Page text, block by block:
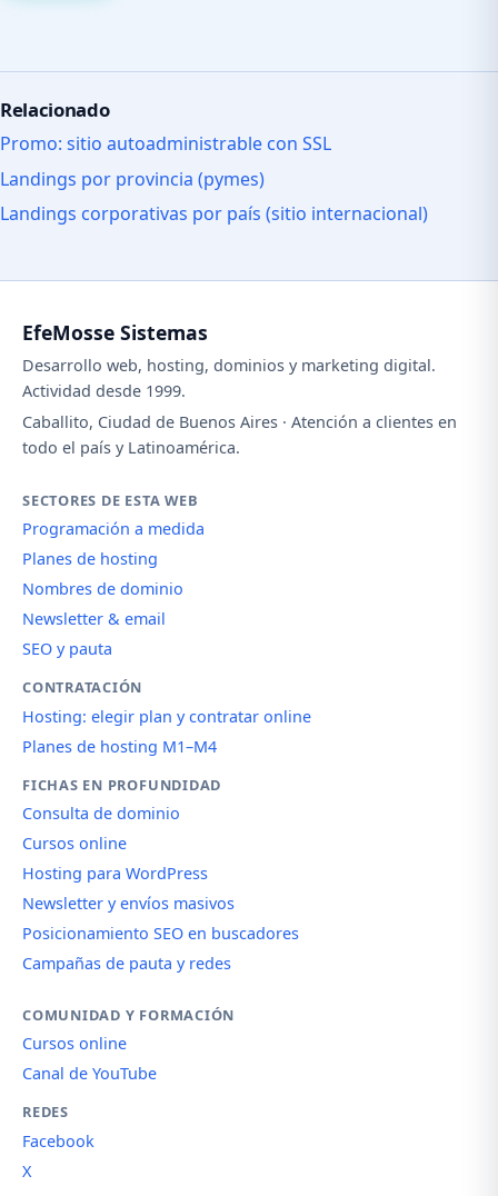
Relacionado
Promo: sitio autoadministrable con SSL
Landings por provincia (pymes)
Landings corporativas por país (sitio internacional)
EfeMosse Sistemas
Desarrollo web, hosting, dominios y marketing digital.
Actividad desde 1999.
Caballito, Ciudad de Buenos Aires · Atención a clientes en
todo el país y Latinoamérica.
SECTORES DE ESTA WEB
Programación a medida
Planes de hosting
Nombres de dominio
Newsletter & email
SEO y pauta
CONTRATACIÓN
Hosting: elegir plan y contratar online
Planes de hosting M1–M4
FICHAS EN PROFUNDIDAD
Consulta de dominio
Cursos online
Hosting para WordPress
Newsletter y envíos masivos
Posicionamiento SEO en buscadores
Campañas de pauta y redes
COMUNIDAD Y FORMACIÓN
Cursos online
Canal de YouTube
REDES
Facebook
X